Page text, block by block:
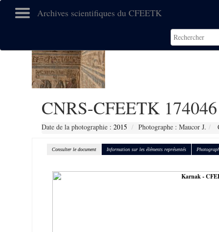
Archives scientifiques du CFEETK
CNRS-CFEETK 174046
Date de la photographie : 2015 Photographe : Maucor J.
Consulter le document Information sur les éléments représentés